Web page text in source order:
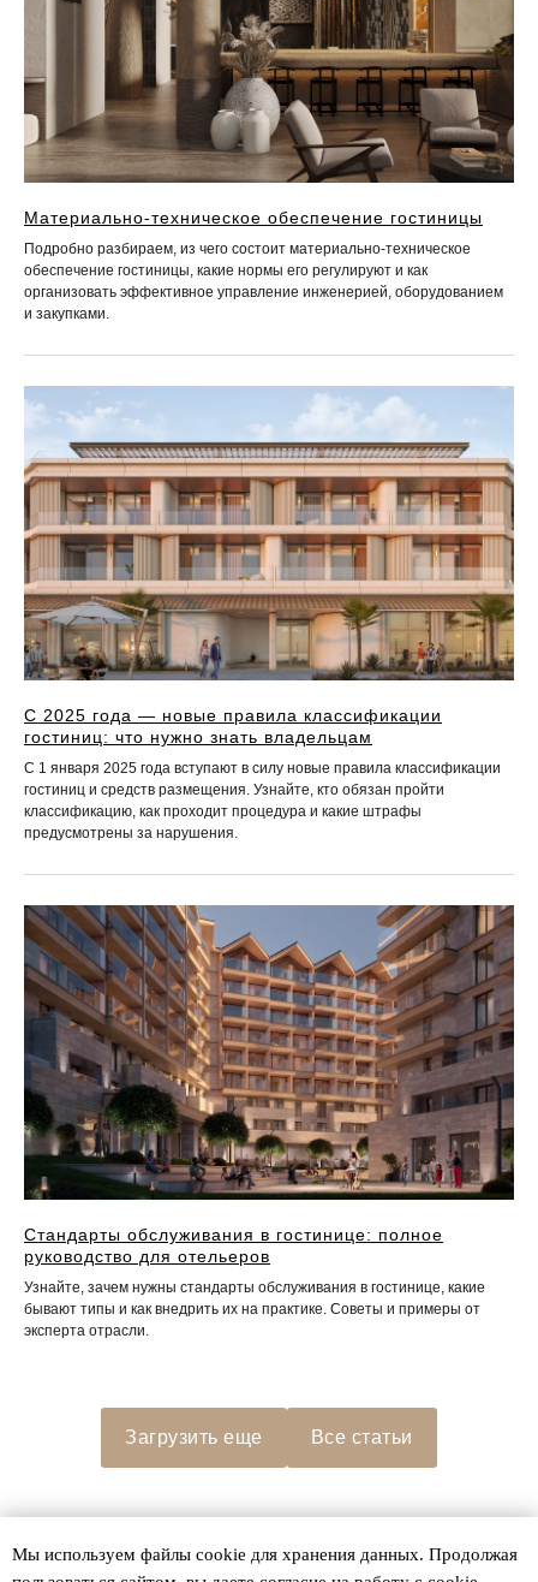
Материально-техническое обеспечение гостиницы
Подробно разбираем, из чего состоит материально-техническое
обеспечение гостиницы, какие нормы его регулируют и как
организовать эффективное управление инженерией, оборудованием
и закупками.
С 2025 года — новые правила классификации
гостиниц: что нужно знать владельцам
С 1 января 2025 года вступают в силу новые правила классификации
гостиниц и средств размещения. Узнайте, кто обязан пройти
классификацию, как проходит процедура и какие штрафы
предусмотрены за нарушения.
Стандарты обслуживания в гостинице: полное
руководство для отельеров
Узнайте, зачем нужны стандарты обслуживания в гостинице, какие
бывают типы и как внедрить их на практике. Советы и примеры от
эксперта отрасли.
Загрузить еще Все статьи
Мы используем файлы сookie для хранения данных. Продолжая